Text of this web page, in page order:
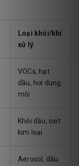
Loại khói/khí
xử lý
VOCs, hạt
dầu, hơi dung
môi
Khói dầu, oxit
kim loại
Aerosol, dầu